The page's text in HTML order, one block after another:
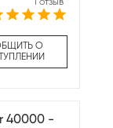
1 отзыв
О
40000 -